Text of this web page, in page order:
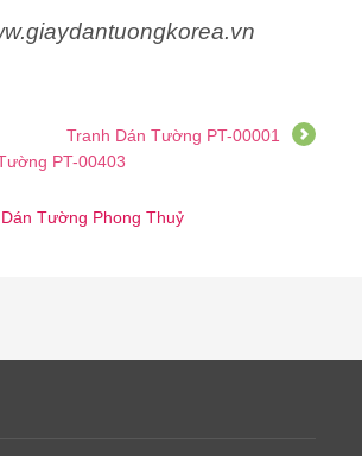
Tranh Dán Tường PT-00001
PT-00403
Tường Phong Thuỷ